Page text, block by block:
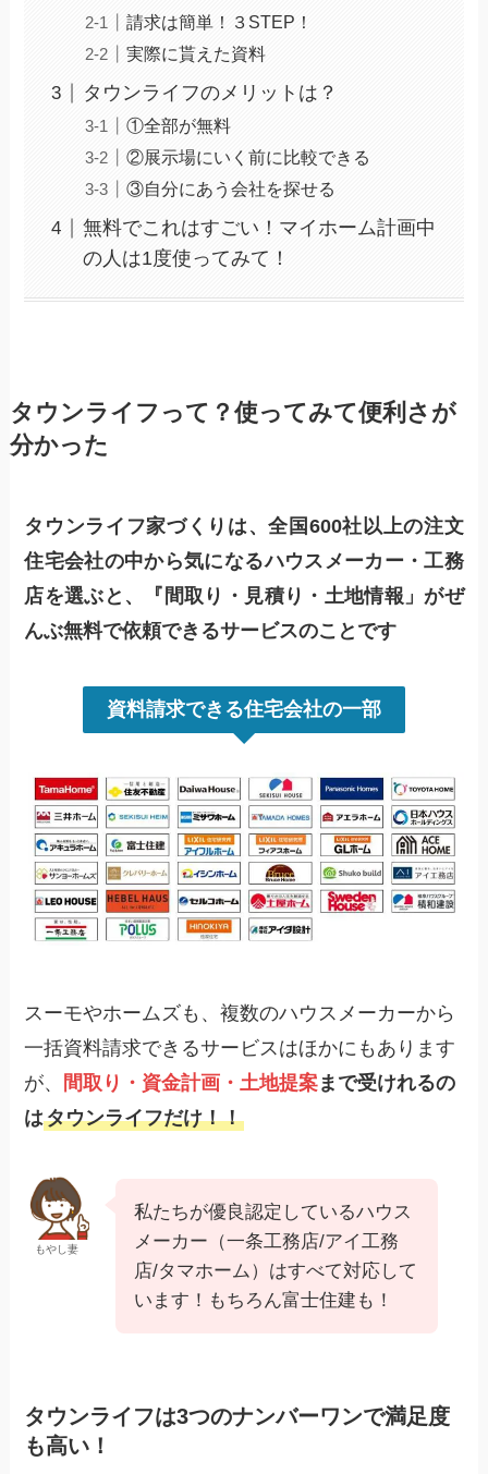
請求は簡単！３STEP！
実際に貰えた資料
タウンライフのメリットは？
①全部が無料
②展示場にいく前に比較できる
③自分にあう会社を探せる
無料でこれはすごい！マイホーム計画中
の人は1度使ってみて！
タウンライフって？使ってみて便利さが
分かった
タウンライフ家づくりは、全国600社以上の注文
住宅会社の中から気になるハウスメーカー・工務
店を選ぶと、『間取り・見積り・土地情報」がぜ
んぶ無料で依頼できるサービスのことです
資料請求できる住宅会社の一部
スーモやホームズも、複数のハウスメーカーから
一括資料請求できるサービスはほかにもあります
が、
間取り・資金計画・土地提案まで受けれるの
はタウンライフだけ！！
もやし妻
私たちが優良認定しているハウス
メーカー（一条工務店/アイ工務
店/タマホーム）はすべて対応して
います！もちろん富士住建も！
タウンライフは3つのナンバーワンで満足度
も高い！